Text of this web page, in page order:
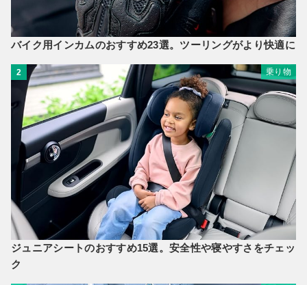
バイク用インカムのおすすめ23選。ツーリングがより快適に
2 乗り物
ジュニアシートのおすすめ15選。安全性や寝やすさをチェッ
ク